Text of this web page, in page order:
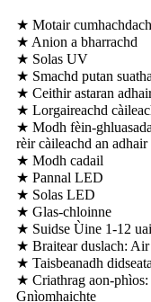
★ Motair
★ Anion a bharrachd
★ Solas UV
★ Smachd putan
★ Ceithir astaran
★ Lorgaireachd
★ Modh fèin-
rèir càileachd an adhair
★ Modh cadail
★ Pannal LED
★ Solas LED
★ Glas-chloinne
★ Suidse Ùine 1-12
★ Braitear duslach: Air
★ Taisbeanadh
★ Criathrag aon-
Gnìomhaichte